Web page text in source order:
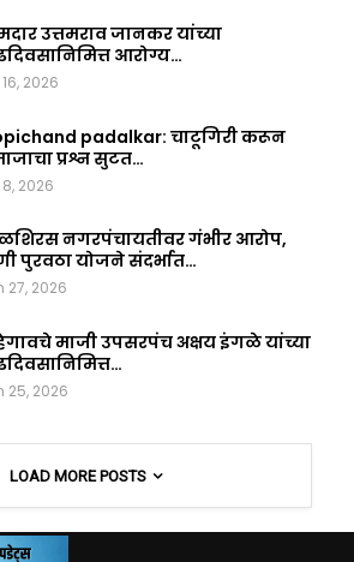
उत्तमराव जानकर यांच्या
आरोग्य…
2026
padalkar: चाटूगिरी करून
प्रश्न सुटत…
2026
नगरपंचायतीवर गंभीर आरोप,
पुरवठा योजने संदर्भात…
27, 2026
माजी उपसरपंच अक्षय इंगळे यांच्या
25, 2026
LOAD MORE POSTS